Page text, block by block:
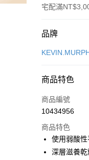
宅配滿
付款方式
信用卡一次付
街口支付
悠遊付
Google Pay
品牌
商品特色
商品編號
10434956
商品特色
使用弱酸
深層滋養